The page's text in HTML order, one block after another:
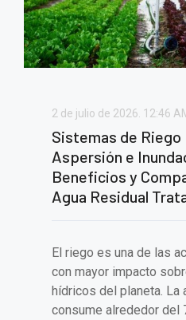
2 de julio de 2026. 12:46
Sistemas de Riego
Aspersión e
Beneficios y
Agua Residual
El riego es una de las
con mayor impacto
hídricos del planeta. La
consume alrededor del